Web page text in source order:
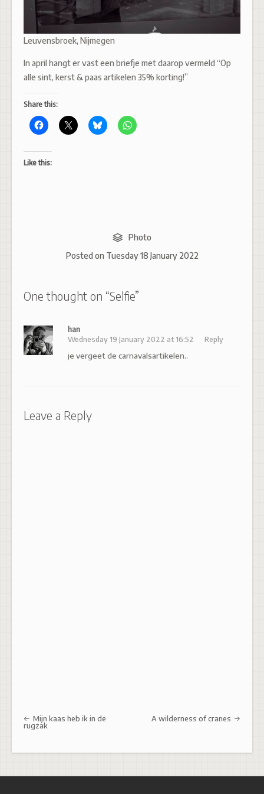
Leuvensbroek, Nijmegen
In april hangt er vast een briefje met daarop vermeld “Op
alle sint, kerst & paas artikelen 35% korting!”
Share this:
Like this:
Photo
Posted on Tuesday 18 January 2022
One thought on “Selfie”
han
Wednesday 19 January 2022 at 16:52
Reply
je vergeet de carnavalsartikelen..
Leave a Reply
Post navigation
Mijn kaas heb ik in de
rugzak
A wilderness of cranes